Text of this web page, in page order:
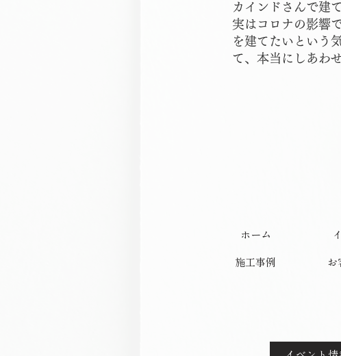
カインドさんで建
実はコロナの影響
を建てたいという
て、本当にしあわ
ホーム
施工事例 お